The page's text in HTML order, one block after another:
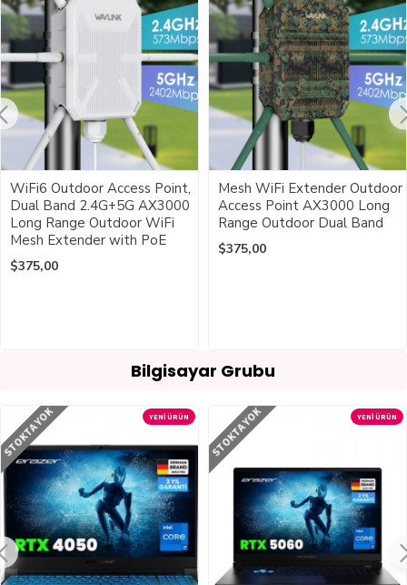
WiFi6 Outdoor Access Point,
Dual Band 2.4G+5G AX3000
Long Range Outdoor WiFi
Mesh Extender with PoE
$375,00
Mesh WiFi Extender Outdoor
Access Point AX3000 Long
Range Outdoor Dual Band
$375,00
Bilgisayar Grubu
YENI ÜRÜN
STOKTA YOK YENI ÜRÜN
STOKTA YOK